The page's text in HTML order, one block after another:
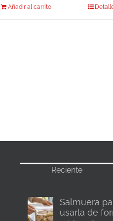
Añadir al carrito
Reciente
Salmuera
usarla de